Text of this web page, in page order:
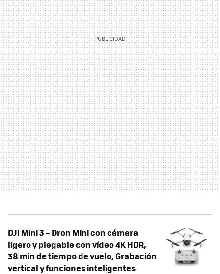
DJI Mini 3 – Dron Mini con cámara
ligero y plegable con vídeo 4K HDR,
38 min de tiempo de vuelo, Grabación
vertical y funciones inteligentes